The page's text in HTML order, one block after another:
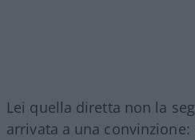
Lei quella diretta non la
arrivata a una